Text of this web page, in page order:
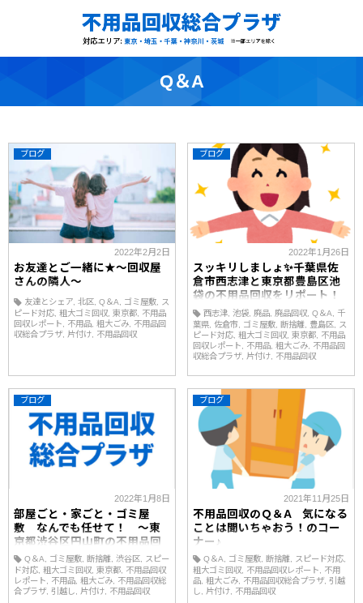
Q＆A
ブログ
2022年2月2日
お友達とご一緒に★～回収屋
さんの隣人～
友達とシェア 北区 Q＆A ゴミ屋敷
ス
ピード対応 粗大ゴミ回収 東京都
不用品
回収レポート
不用品 粗大ごみ
不用品回
収総合プラザ 片付け 不用品回収
ブログ
2022年1月26日
スッキリしましょ✨千葉県佐
倉市西志津と東京都豊島区池
袋の不用品回収をリポート！
～回収屋さんの隣人～
西志津 池袋 廃品 廃品回収 Q＆A
千
葉県 佐倉市 ゴミ屋敷 断捨離 豊島区
ス
ピード対応 粗大ゴミ回収 東京都
不用品
回収レポート
不用品 粗大ごみ
不用品回
収総合プラザ
片付け 不用品回収
ブログ
2022年1月8日
部屋ごと・家ごと・ゴミ屋
敷 なんでも任せて！ ～東
京都渋谷区円山町の不用品回
収レポート🎤～
Q＆A ゴミ屋敷 断捨離 渋谷区
スピー
ド対応 粗大ゴミ回収 東京都
不用品回収
レポート
不用品 粗大ごみ
不用品回収総
合プラザ 引越し 片付け 不用品回収
ブログ
2021年11月25日
不用品回収のＱ＆A 気になる
ことは聞いちゃおう！のコー
ナー♪
Q＆A ゴミ屋敷 断捨離
スピード対応
粗大ゴミ回収
不用品回収レポート
不用
品 粗大ごみ 不用品回収総合プラザ 引越
し
片付け 不用品回収